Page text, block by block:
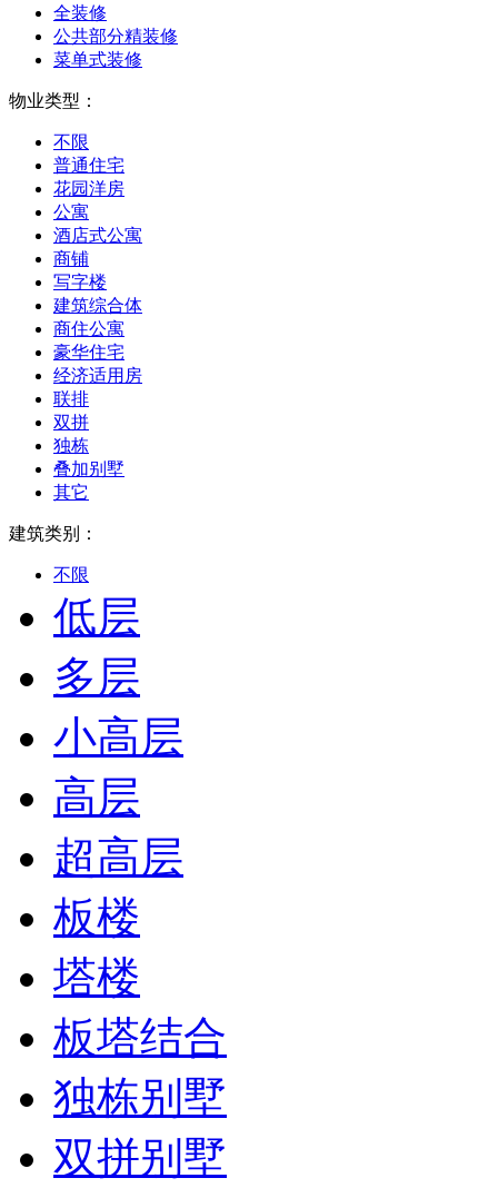
全装修
公共部分精装修
菜单式装修
物业类型：
不限
普通住宅
花园洋房
公寓
酒店式公寓
商铺
写字楼
建筑综合体
商住公寓
豪华住宅
经济适用房
联排
双拼
独栋
叠加别墅
其它
建筑类别：
不限
低层
多层
小高层
高层
超高层
板楼
塔楼
板塔结合
独栋别墅
双拼别墅